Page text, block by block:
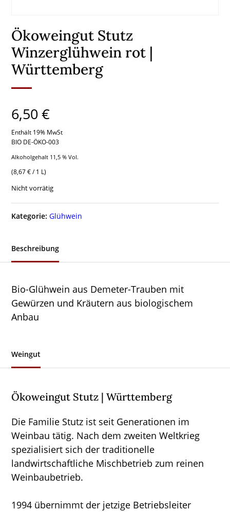
Ökoweingut Stutz
Winzerglühwein rot |
Württemberg
6,50€
Enthält 19% MwSt
(8,67€/ 1 L)
Alkoholgehalt 11,5 % Vol.
BIO DE-ÖKO-003
Nicht vorrätig
Kategorie: Glühwein
Beschreibung
Bio-Glühwein aus Demeter-Trauben mit
Gewürzen und Kräutern aus biologischem
Anbau
Weingut
Ökoweingut Stutz | Württemberg
Die Familie Stutz ist seit Generationen im
Weinbau tätig. Nach dem zweiten Weltkrieg
spezialisiert sich der traditionelle
landwirtschaftliche Mischbetrieb zum reinen
Weinbaubetrieb.
1994 übernimmt der jetzige Betriebsleiter